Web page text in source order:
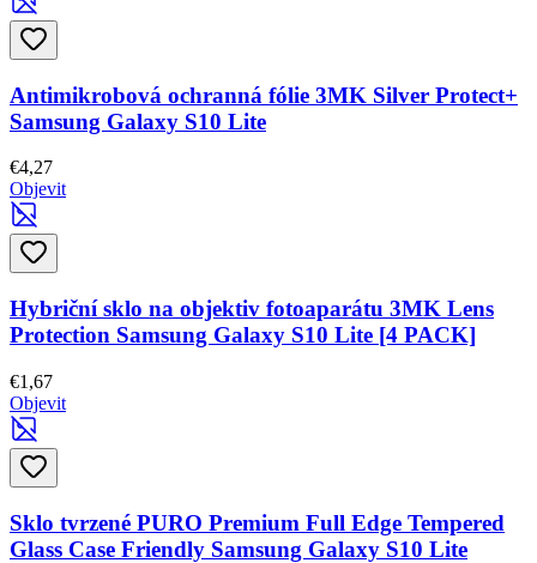
Antimikrobová ochranná fólie 3MK Silver Protect+
Samsung Galaxy S10 Lite
€4,27
Objevit
Hybriční sklo na objektiv fotoaparátu 3MK Lens
Protection Samsung Galaxy S10 Lite [4 PACK]
€1,67
Objevit
Sklo tvrzené PURO Premium Full Edge Tempered
Glass Case Friendly Samsung Galaxy S10 Lite